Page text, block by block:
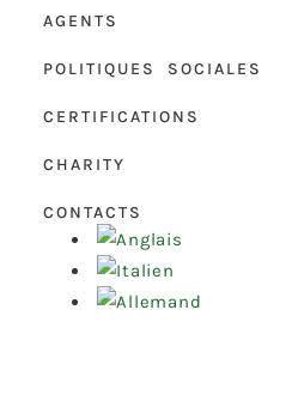
AGENTS
POLITIQUES SOCIALES
CERTIFICATIONS
CHARITY
CONTACTS